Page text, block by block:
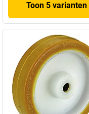
Toon 5 varianten